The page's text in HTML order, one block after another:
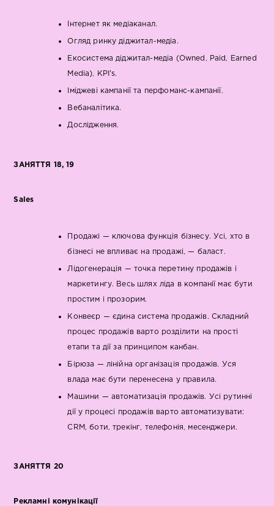
Інтернет як медіаканал.
Огляд ринку діджитал-медіа.
Екосистема діджитал-медіа (Owned, Paid, Earned
Media), KPI's.
Іміджеві кампанії та перфоманс-кампанії.
Вебаналітика.
Дослідження.
ЗАНЯТТЯ 18, 19
Sales
Продажі — ключова функція бізнесу. Усі, хто в
бізнесі не впливає на продажі, — баласт.
Лідогенерація — точка перетину продажів і
маркетингу. Весь шлях ліда в компанії має бути
простим і прозорим.
Конвеєр — єдина система продажів. Складний
процес продажів варто розділити на прості
етапи та дії за принципом канбан.
Бірюза — лінійна організація продажів. Уся
влада має бути перенесена у правила.
Машини — автоматизація продажів. Усі рутинні
дії у процесі продажів варто автоматизувати:
CRM, боти, трекінг, телефонія, месенджери.
ЗАНЯТТЯ 20
Рекламні комунікації